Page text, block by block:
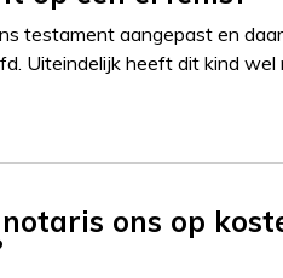
testament aangepast en
Uiteindelijk heeft dit kind wel
ons op